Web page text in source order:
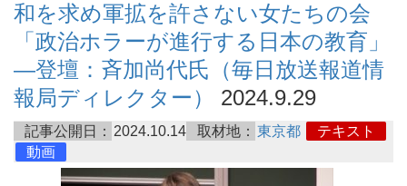
和を求め軍拡を許さない女たちの会
「政治ホラーが進行する日本の教育」
―登壇：斉加尚代氏（毎日放送報道情
報局ディレクター）
2024.9.29
記事公開日： 2024.10.14 取材地： 東京都
テキスト
動画